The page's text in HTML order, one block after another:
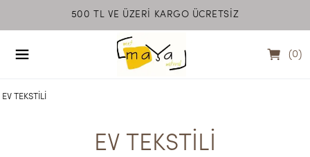
500 TL VE ÜZERİ KARGO ÜCRETSİZ
MEET MAYA
(0)
EV TEKSTİLİ
EV TEKSTİLİ